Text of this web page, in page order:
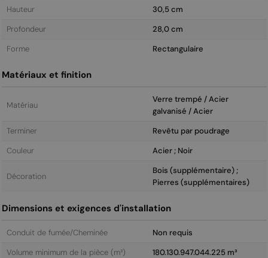
Hauteur
30,5 cm
Profondeur
28,0 cm
Forme
Rectangulaire
Matériaux et finition
Matériau
Verre trempé / Acier
galvanisé / Acier
Terminer
Revêtu par poudrage
Couleur
Acier ; Noir
Décoration
Bois (supplémentaire) ;
Pierres (supplémentaires)
Dimensions et exigences d'installation
Conduit de fumée/Cheminée
Non requis
Volume minimum de la pièce (m³)
180.130.947.044.225 m³